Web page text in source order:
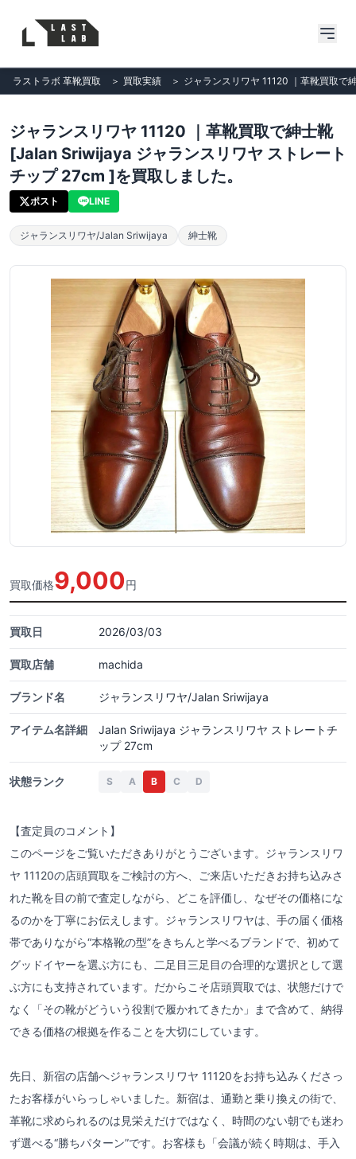
ラストラボ 革靴買取 ＞ 買取実績 ＞ ジャランスリワヤ 11120 ｜革靴買取
ジャランスリワヤ 11120 ｜革靴買取で紳士靴
[Jalan Sriwijaya ジャランスリワヤ ストレート
チップ 27cm ]を買取しました。
ポスト LINE
ジャランスリワヤ/Jalan Sriwijaya 紳士靴
買取価格9,000円
買取日 2026/03/03
買取店舗 machida
ブランド名 ジャランスリワヤ/Jalan Sriwijaya
アイテム名詳細
Jalan Sriwijaya ジャランスリワヤ ストレートチ
ップ 27cm
状態ランク S A B C D
【査定員のコメント】
このページをご覧いただきありがとうございます。ジャランスリワ
ヤ 11120の店頭買取をご検討の方へ、ご来店いただきお持ち込みさ
れた靴を目の前で査定しながら、どこを評価し、なぜその価格にな
るのかを丁寧にお伝えします。ジャランスリワヤは、手の届く価格
帯でありながら“本格靴の型”をきちんと学べるブランドで、初めて
グッドイヤーを選ぶ方にも、二足目三足目の合理的な選択として選
ぶ方にも支持されています。だからこそ店頭買取では、状態だけで
なく「その靴がどういう役割で履かれてきたか」まで含めて、納得
できる価格の根拠を作ることを大切にしています。
先日、新宿の店舗へジャランスリワヤ 11120をお持ち込みくださっ
たお客様がいらっしゃいました。新宿は、通勤と乗り換えの街で、
革靴に求められるのは見栄えだけではなく、時間のない朝でも迷わ
ず選べる“勝ちパターン”です。お客様も「会議が続く時期は、手入